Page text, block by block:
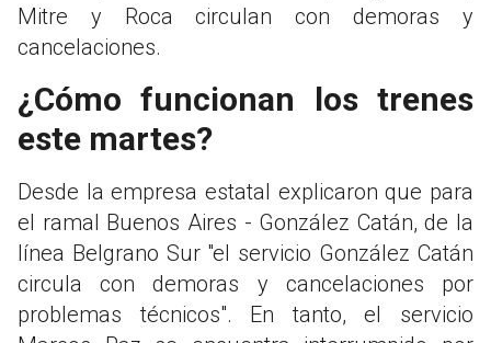
Mitre y Roca circulan con demoras y
cancelaciones.
¿Cómo funcionan los trenes
este martes?
Desde la empresa estatal explicaron que para
el ramal Buenos Aires - González Catán, de la
línea Belgrano Sur "el servicio González Catán
circula con demoras y cancelaciones por
problemas técnicos". En tanto, el servicio